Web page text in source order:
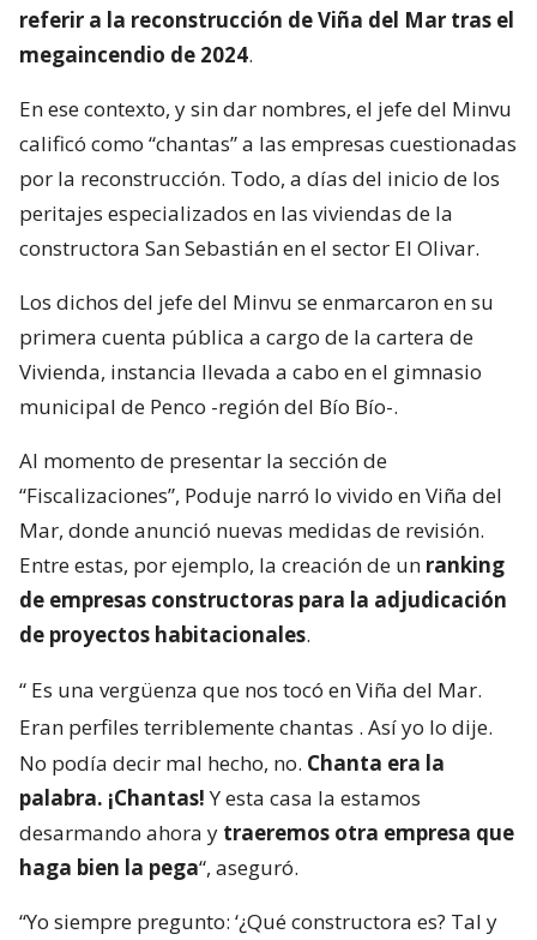
referir a la reconstrucción de Viña del Mar tras el
megaincendio de 2024.
En ese contexto, y sin dar nombres, el jefe del Minvu
calificó como “chantas” a las empresas cuestionadas
por la reconstrucción. Todo, a días del inicio de los
peritajes especializados en las viviendas de la
constructora San Sebastián en el sector El Olivar.
Los dichos del jefe del Minvu se enmarcaron en su
primera cuenta pública a cargo de la cartera de
Vivienda, instancia llevada a cabo en el gimnasio
municipal de Penco -región del Bío Bío-.
Al momento de presentar la sección de
“Fiscalizaciones”, Poduje narró lo vivido en Viña del
Mar, donde anunció nuevas medidas de revisión.
Entre estas, por ejemplo, la creación de un ranking
de empresas constructoras para la adjudicación
de proyectos habitacionales.
“ Es una vergüenza que nos tocó en Viña del Mar.
Eran perfiles terriblemente chantas . Así yo lo dije.
No podía decir mal hecho, no. Chanta era la
palabra. ¡Chantas!Y esta casa la estamos
desarmando ahora y traeremos otra empresa que
haga bien la pega“, aseguró.
“Yo siempre pregunto: ‘¿Qué constructora es? Tal y